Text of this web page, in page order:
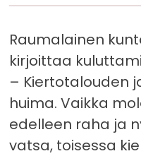
Raumalainen
kirjoittaa
– Kiertotalouden
huima. Vaikka
edelleen raha ja
vatsa, toisessa